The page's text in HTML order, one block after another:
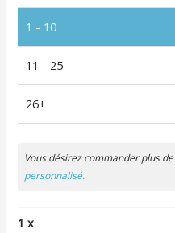
Safe
beige
1 - 10
11 - 25
26+
Vous désirez commander plus
personnalisé.
1 x